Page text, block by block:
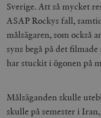
Sverige. Att så mycket
ASAP Rockys fall,
målsägaren, som också
syns begå på det
har stuckit i ögonen på
Målsäganden skulle
skulle på semester i